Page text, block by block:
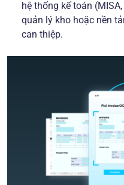
hệ thống kế toán (MISA,
quản lý kho hoặc nền
can thiệp.